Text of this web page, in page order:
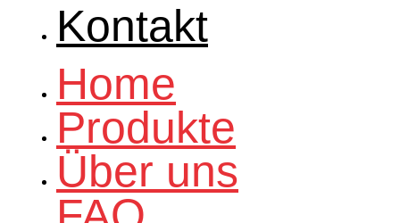
Kontakt
Home
Produkte
Über uns